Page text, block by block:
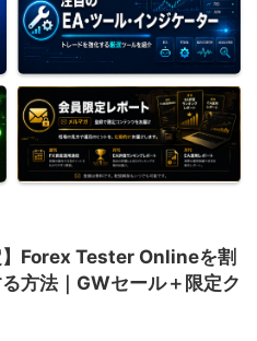
】Forex Tester Onlineを割
方法｜GWセール＋限定ク